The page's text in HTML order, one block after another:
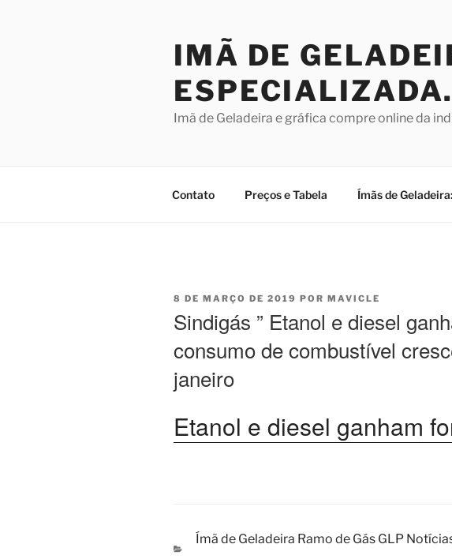
IMÃ DE
ESPECIALIZADA.
Imã de Geladeira e gráfica compre online da
Contato Preços e Tabela Ímãs de
PUBLICADO
8 DE MARÇO DE 2019 POR MAVICLE
Sindigás ” Etanol e diesel
consumo de combustível
janeiro
Etanol e diesel ganham
Ímã de Geladeira Ramo de Gás GLP